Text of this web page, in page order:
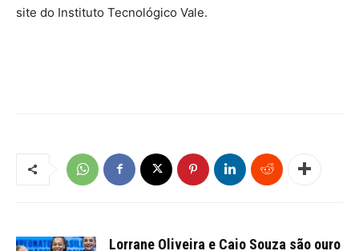
site do Instituto Tecnológico Vale.
Lorrane Oliveira e Caio Souza são ouro